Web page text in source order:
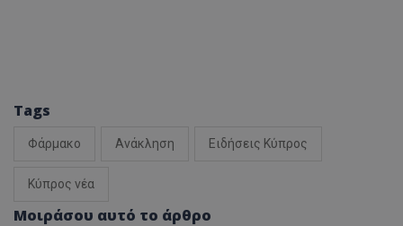
Tags
Φάρμακο Ανάκληση Ειδήσεις Κύπρος
Κύπρος νέα
Μοιράσου αυτό το άρθρο